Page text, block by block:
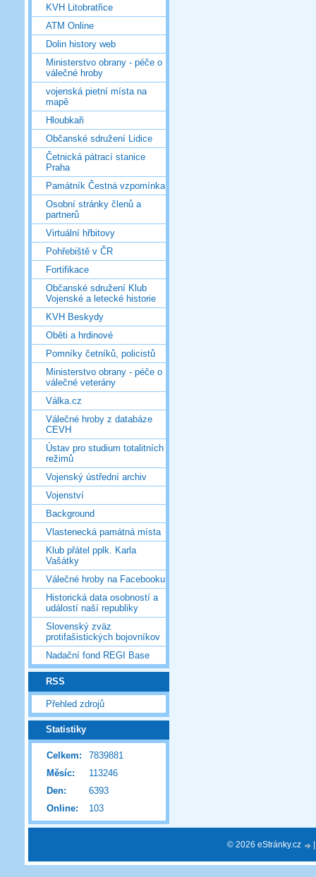
KVH Litobratřice
ATM Online
Dolin history web
Ministerstvo obrany - péče o
válečné hroby
vojenská pietní místa na
mapě
Hloubkaři
Občanské sdružení Lidice
Četnická pátrací stanice
Praha
Památník Čestná vzpomínka
Osobní stránky členů a
partnerů
Virtuální hřbitovy
Pohřebiště v ČR
Fortifikace
Občanské sdružení Klub
Vojenské a letecké historie
KVH Beskydy
Oběti a hrdinové
Pomníky četníků, policistů
Ministerstvo obrany - péče o
válečné veterány
Válka.cz
Válečné hroby z databáze
CEVH
Ústav pro studium totalitních
režimů
Vojenský ústřední archiv
Vojenství
Background
Vlastenecká památná místa
Klub přátel pplk. Karla
Vašátky
Válečné hroby na Facebooku
Historická data osobností a
událostí naší republiky
Slovenský zväz
protifašistických bojovníkov
Nadační fond REGI Base
RSS
Přehled zdrojů
Statistiky
Online: 103
Celkem:
7839881
Měsíc:
113246
Den:
6393
© 2026 eStránky.cz